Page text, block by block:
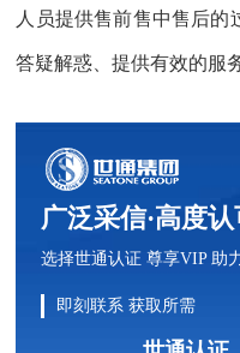
人员提供售前售中售后
答疑解惑、提供有效的服
广泛采信·高度
选择世通认证 尊享VIP 助
即刻联系 获取所需